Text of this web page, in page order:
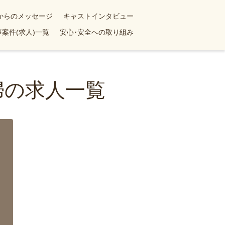
らのメッセージ
キャストインタビュー
案件(求人)一覧 安心･安全への取り組み
求人一覧